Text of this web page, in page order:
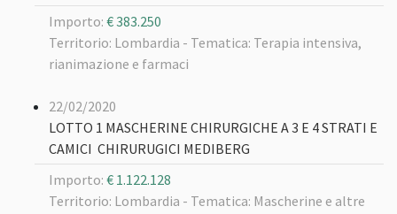
Importo: € 383.250
Territorio: Lombardia - Tematica: Terapia intensiva,
rianimazione e farmaci
22/02/2020
LOTTO 1 MASCHERINE CHIRURGICHE A 3 E 4 STRATI E
CAMICI CHIRURUGICI MEDIBERG
Importo: € 1.122.128
Territorio: Lombardia - Tematica: Mascherine e altre